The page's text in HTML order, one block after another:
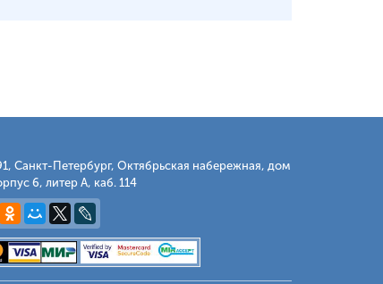
Санкт-Петербург, Октябрьская набережная, дом
6, литер А, каб. 114